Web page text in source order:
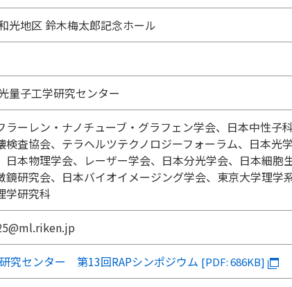
光地区 鈴木梅太郎記念ホール
量子工学研究センター
ラーレン・ナノチューブ・グラフェン学会、日本中性子
検査協会、テラヘルツテクノロジーフォーラム、日本光学
日本物理学会、レーザー学会、日本分光学会、日本細胞
鏡研究会、日本バイオイメージング学会、東京大学理学
学研究科
究センター 第13回RAPシンポジウム [PDF: 686KB]